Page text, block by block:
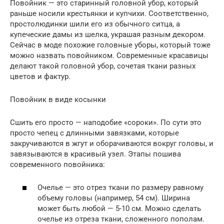
Повойник — это старинный головной убор, который
раньше носили крестьянки и купчихи. Соответственно,
простолюдинки шили его из обычного ситца, а
купеческие дамы из шелка, украшая разным декором.
Сейчас в моде похожие головные уборы, который тоже
можно назвать повойником. Современные красавицы
делают такой головной убор, сочетая ткани разных
цветов и фактур.
Повойник в виде косынки
Сшить его просто — наподобие «сороки». По сути это
просто чепец с длинными завязками, которые
закручиваются в жгут и оборачиваются вокруг головы, и
завязываются в красивый узел. Этапы пошива
современного повойника:
Очелье — это отрез ткани по размеру равному
объему головы (например, 54 см). Ширина
может быть любой — 5-10 см. Можно сделать
очелье из отреза ткани, сложенного пополам.